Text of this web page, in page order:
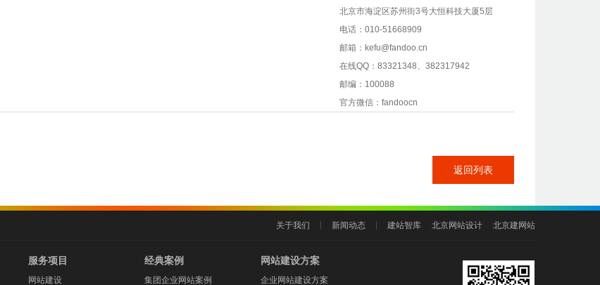
北京市海淀区苏州街3号大恒科技大厦5层
电话：010-51668909
邮箱：kefu@fandoo.cn
在线QQ：83321348、382317942
邮编：100088
官方微信：fandoocn
返回列表
关于我们 新闻动态 建站智库 北京网站设计 北京建网站
服务项目
网站建设
经典案例
集团企业网站案例
网站建设方案
企业网站建设方案